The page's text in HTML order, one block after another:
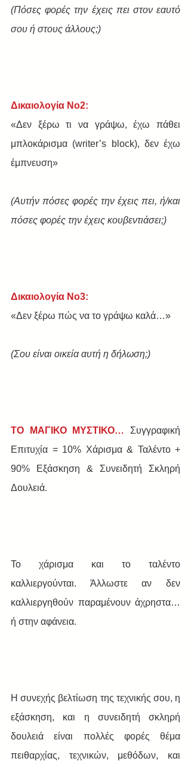
(Πόσες φορές την έχεις πει στον εαυτό
σου ή στους άλλους;)
Δικαιολογία Νο2:
«Δεν ξέρω τι να γράψω, έχω πάθει
μπλοκάρισμα (writer’s block), δεν έχω
έμπνευση»
(Αυτήν πόσες φορές την έχεις πει, ή/και
πόσες φορές την έχεις κουβεντιάσει;)
Δικαιολογία Νο3:
«Δεν ξέρω πώς να το γράψω καλά…»
(Σου είναι οικεία αυτή η δήλωση;)
ΤΟ ΜΑΓΙΚΟ ΜΥΣΤΙΚΟ… Συγγραφική
Επιτυχία = 10% Χάρισμα & Ταλέντο +
90% Εξάσκηση & Συνειδητή Σκληρή
Δουλειά.
Το χάρισμα και το ταλέντο
καλλιεργούνται. Άλλωστε αν δεν
καλλιεργηθούν παραμένουν άχρηστα…
ή στην αφάνεια.
Η συνεχής βελτίωση της τεχνικής σου, η
εξάσκηση, και η συνειδητή σκληρή
δουλειά είναι πολλές φορές θέμα
πειθαρχίας, τεχνικών, μεθόδων, και